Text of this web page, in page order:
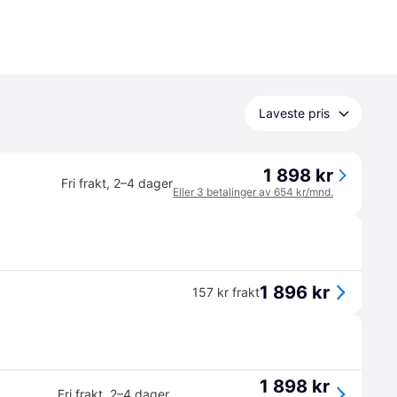
Laveste pris
Fri frakt, 2–4 dager 1 898 kr
Eller 3 betalinger av 654 kr/mnd.
157 kr frakt1 896 kr
Fri frakt 2–4 dager 1 898 kr